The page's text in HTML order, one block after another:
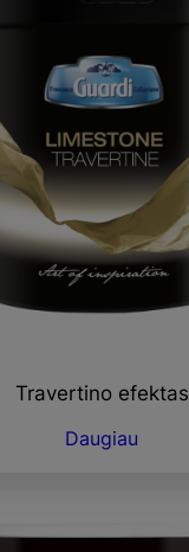
Travertino efektas
Daugiau